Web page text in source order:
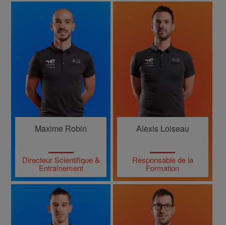
Maxime Robin
Directeur Scientifique &
Entraînement
Alexis Loiseau
Responsable de la
Formation